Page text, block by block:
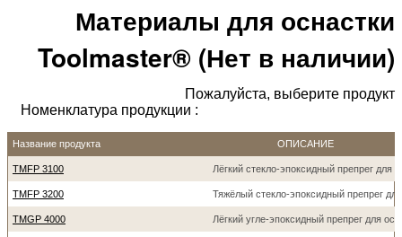
Материалы для оснастки
Toolmaster® (Нет в наличии)
Пожалуйста, выберите продукт
Номенклатура продукции :
Название продукта ОПИСАНИЕ
TMFP 3100 Лёгкий стекло-эпоксидный препрег для
TMFP 3200 Тяжёлый стекло-эпоксидный препрег
TMGP 4000 Лёгкий угле-эпоксидный препрег для